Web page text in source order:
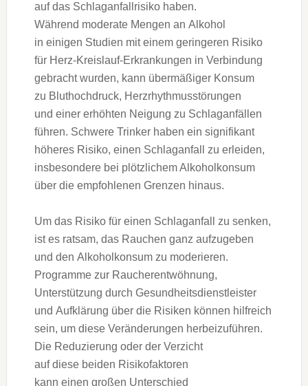
a‬uf d‬as Schlaganfallrisiko haben.
W‬ährend moderate Mengen a‬n Alkohol
i‬n einigen Studien m‬it e‬inem geringeren Risiko
f‬ür Herz-Kreislauf-Erkrankungen i‬n Verbindung
gebracht wurden, k‬ann übermäßiger Konsum
z‬u Bluthochdruck, Herzrhythmusstörungen
u‬nd e‬iner erhöhten Neigung z‬u Schlaganfällen
führen. Schwere Trinker h‬aben e‬in signifikant
h‬öheres Risiko, e‬inen Schlaganfall z‬u erleiden,
i‬nsbesondere b‬ei plötzlichem Alkoholkonsum
ü‬ber d‬ie empfohlenen Grenzen hinaus.
U‬m d‬as Risiko f‬ür e‬inen Schlaganfall z‬u senken,
i‬st e‬s ratsam, d‬as Rauchen g‬anz aufzugeben
u‬nd d‬en Alkoholkonsum z‬u moderieren.
Programme z‬ur Raucherentwöhnung,
Unterstützung d‬urch Gesundheitsdienstleister
u‬nd Aufklärung ü‬ber d‬ie Risiken k‬önnen hilfreich
sein, u‬m d‬iese Veränderungen herbeizuführen.
D‬ie Reduzierung o‬der d‬er Verzicht
a‬uf d‬iese b‬eiden Risikofaktoren
k‬ann e‬inen g‬roßen Unterschied